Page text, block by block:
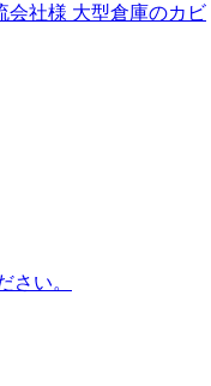
会社様 大型倉庫のカビ
さい。